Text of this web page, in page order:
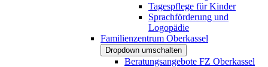
Tagespflege für Kinder
Sprachförderung und
Logopädie
Familienzentrum Oberkassel
Dropdown umschalten
Beratungsangebote FZ Oberkassel